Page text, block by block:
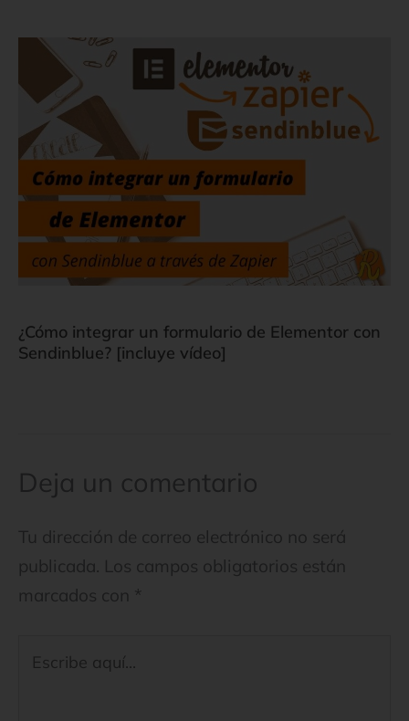
¿Cómo integrar un formulario de Elementor con
Sendinblue? [incluye vídeo]
Deja un comentario
Tu dirección de correo electrónico no será
publicada. Los campos obligatorios están
marcados con *